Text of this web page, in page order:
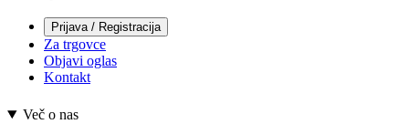
Prijava / Registracija
Za trgovce
Objavi oglas
Kontakt
Več o nas